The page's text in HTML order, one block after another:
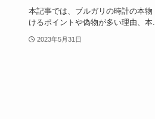
本記事では、ブルガリの時計の本物
けるポイントや偽物が多い理由、本
2023年5月31日